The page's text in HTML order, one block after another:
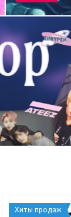
Хиты продаж